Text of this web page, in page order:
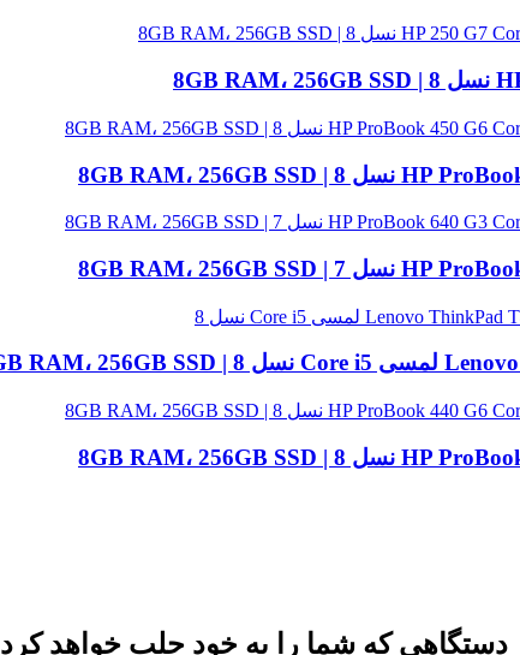
دستگاهی که شما را به خود جلب خواهد کرد